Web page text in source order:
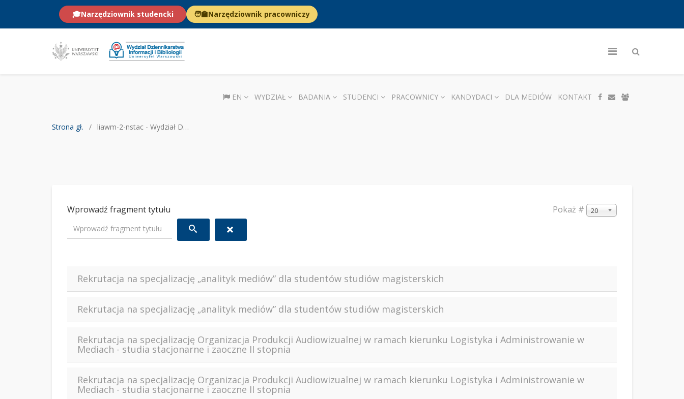
🎓Narzędziownik studencki 🧑‍🏫Narzędziownik pracowniczy
EN WYDZIAŁ BADANIA STUDENCI PRACOWNICY KANDYDACI DLA MEDIÓW KONTAKT
Strona gł. liawm-2-nstac - Wydział Dziennikarstwa Informacji i Bibliologii UW
Wprowadź fragment tytułu Pokaż # 20
Rekrutacja na specjalizację „analityk mediów” dla studentów studiów magisterskich
Rekrutacja na specjalizację „analityk mediów” dla studentów studiów magisterskich
Rekrutacja na specjalizację Organizacja Produkcji Audiowizualnej w ramach kierunku Logistyka i Administrowanie w
Mediach - studia stacjonarne i zaoczne II stopnia
Rekrutacja na specjalizację Organizacja Produkcji Audiowizualnej w ramach kierunku Logistyka i Administrowanie w
Mediach - studia stacjonarne i zaoczne II stopnia